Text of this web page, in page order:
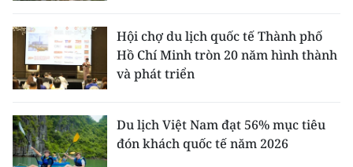
Hội chợ du lịch quốc tế Thành phố
Hồ Chí Minh tròn 20 năm hình thành
và phát triển
Du lịch Việt Nam đạt 56% mục tiêu
đón khách quốc tế năm 2026